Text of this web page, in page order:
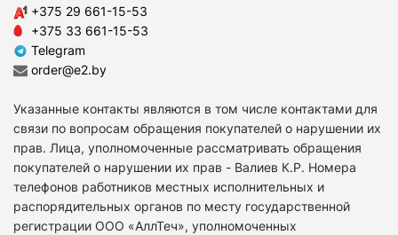
+375 29 661-15-53
+375 33 661-15-53
Telegram
order@e2.by
Указанные контакты являются в том числе контактами для
связи по вопросам обращения покупателей о нарушении их
прав. Лица, уполномоченные рассматривать обращения
покупателей о нарушении их прав - Валиев К.Р. Номера
телефонов работников местных исполнительных и
распорядительных органов по месту государственной
регистрации ООО «АллТеч», уполномоченных